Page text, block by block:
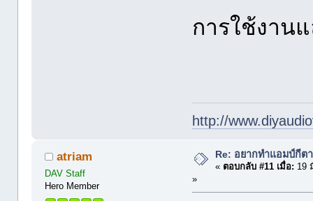
การใช้งาน
http://
atriam
DAV Staff
Hero Member
Re: อยากทำแอมป์กีต
« ตอบกลับ #11 เมื่อ: 19
»